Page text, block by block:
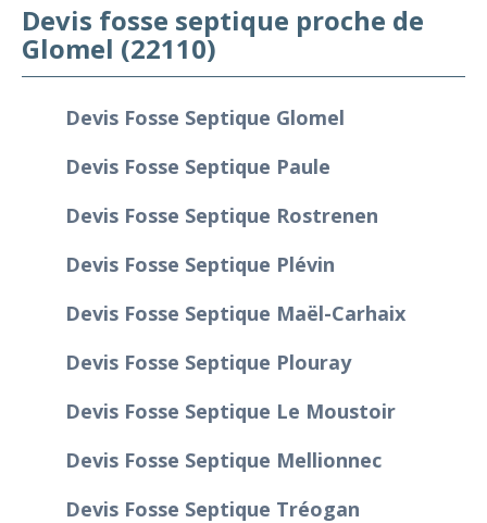
Devis fosse septique proche de
Glomel (22110)
Devis Fosse Septique Glomel
Devis Fosse Septique Paule
Devis Fosse Septique Rostrenen
Devis Fosse Septique Plévin
Devis Fosse Septique Maël-Carhaix
Devis Fosse Septique Plouray
Devis Fosse Septique Le Moustoir
Devis Fosse Septique Mellionnec
Devis Fosse Septique Tréogan